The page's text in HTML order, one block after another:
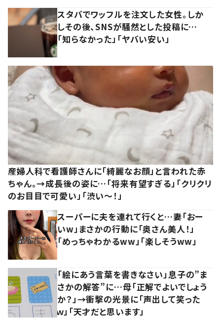
スタバでワッフルを注文した女性。しか
しその後、SNSが騒然とした投稿に…
「知らなかった」「ヤバい安い」
産婦人科で看護師さんに「綺麗なお顔」と言われた赤
ちゃん。→成長後の姿に…「将来有望すぎる」「クリクリ
のお目目で可愛い」「渋い～！」
スーパーに夫を連れて行くと…妻「おー
いw」まさかの行動に「奥さん美人！」
「めっちゃわかるww」「楽しそうww」
「絵にあう言葉を書きなさい」息子の”ま
さかの解答”に…母「正解でよいでしょう
か？」→衝撃の光景に「声出して笑った
ｗ」「天才だと思います」